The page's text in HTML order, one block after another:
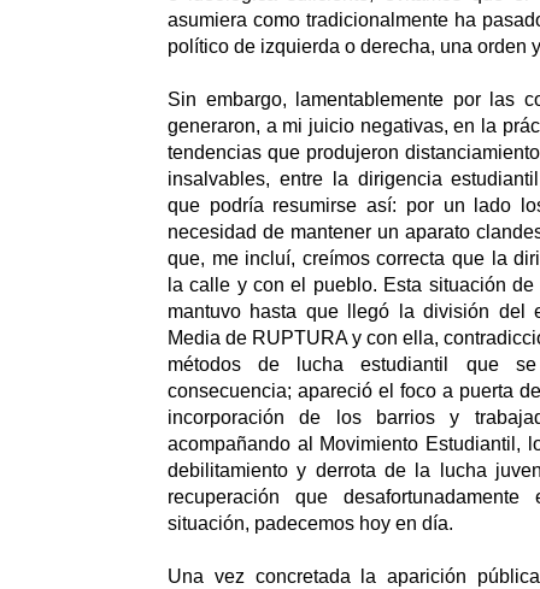
asumiera como tradicionalmente ha
político de izquierda o derecha, una orden
Sin embargo, lamentablemente por las
generaron, a mi juicio negativas, en la
tendencias que produjeron
insalvables, entre la dirigencia
que podría resumirse así: por un lado
necesidad de mantener un aparato
que, me incluí, creímos correcta que la
la calle y con el pueblo. Esta situación
mantuvo hasta que llegó la división del
Media de RUPTURA y con ella,
métodos de lucha estudiantil que se
consecuencia; apareció el foco a puerta
incorporación de los barrios y
acompañando al Movimiento Estudiantil,
debilitamiento y derrota de la lucha
recuperación que
situación, padecemos hoy en día.
Una vez concretada la aparición